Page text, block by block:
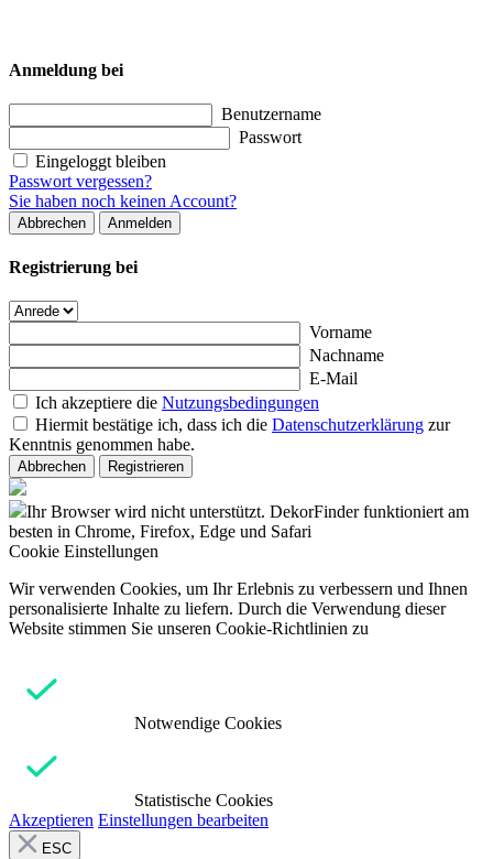
Anmeldung bei
Benutzername
Passwort
Eingeloggt bleiben
Passwort vergessen?
Sie haben noch keinen Account?
Abbrechen Anmelden
Registrierung bei
Vorname
Nachname
E-Mail
Ich akzeptiere die Nutzungsbedingungen
Hiermit bestätige ich, dass ich die Datenschutzerklärung zur
Kenntnis genommen habe.
Abbrechen Registrieren
Ihr Browser wird nicht unterstützt. DekorFinder funktioniert am
besten in Chrome, Firefox, Edge und Safari
Cookie Einstellungen
Wir verwenden Cookies, um Ihr Erlebnis zu verbessern und Ihnen
personalisierte Inhalte zu liefern. Durch die Verwendung dieser
Website stimmen Sie unseren Cookie-Richtlinien zu
Notwendige Cookies
Statistische Cookies
Akzeptieren Einstellungen bearbeiten
ESC